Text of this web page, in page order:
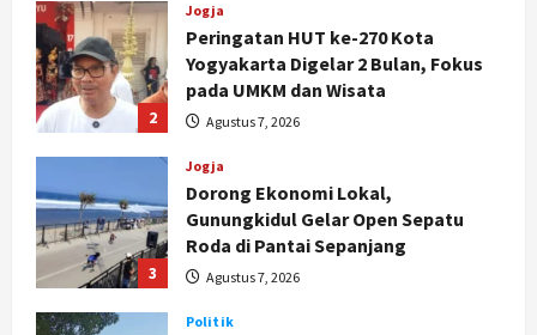
2
Jogja
Peringatan HUT ke-270 Kota
Yogyakarta Digelar 2 Bulan, Fokus
pada UMKM dan Wisata
Agustus 7, 2026
3
Jogja
Dorong Ekonomi Lokal,
Gunungkidul Gelar Open Sepatu
Roda di Pantai Sepanjang
Agustus 7, 2026
Politik